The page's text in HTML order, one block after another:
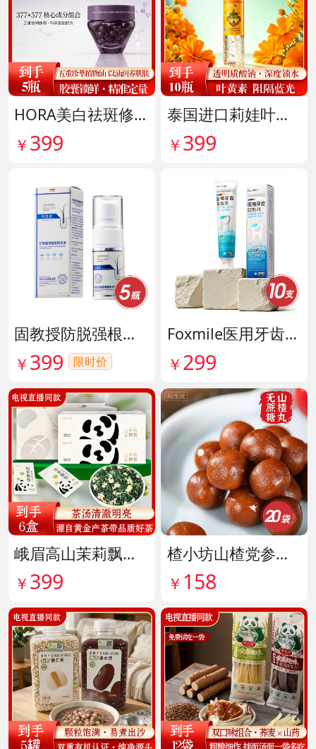
HORA美白祛斑修护精华油 货号141999
￥ 399
泰国进口莉娃叶黄素精华护眼液 货号142036
￥ 399
固教授防脱强根健发精华液 货号141187
￥ 399 限时价
Foxmile医用牙齿脱敏剂 货号141702
￥ 299
峨眉高山茉莉飘雪铂金熊猫礼盒限量版 货号141997
￥ 399
楂小坊山楂党参黄芪丸 货号142033
￥ 158